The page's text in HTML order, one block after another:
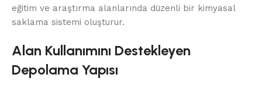
eğitim ve araştırma alanlarında düzenli bir kimyasal
saklama sistemi oluşturur.
Alan Kullanımını Destekleyen
Depolama Yapısı